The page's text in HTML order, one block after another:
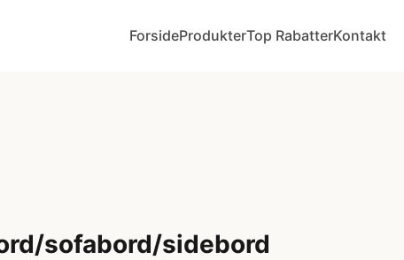
ForsideProdukterTop RabatterKontakt
sofabord/sidebord